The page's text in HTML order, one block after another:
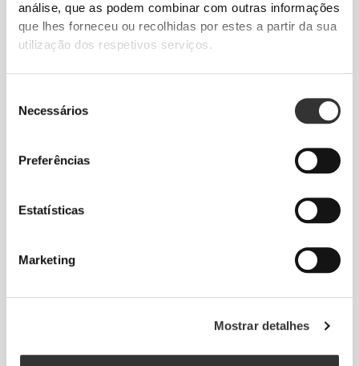
análise, que as podem combinar com outras informações
que lhes forneceu ou recolhidas por estes a partir da sua
utilização dos respetivos serviços.
Necessários
Preferências
Estatísticas
Marketing
Mostrar detalhes
€59.99
€59.99